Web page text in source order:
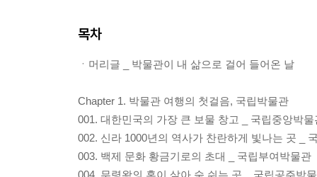
목차
ㆍ머리글 _ 박물관이 내 삶으로 걸어 들어온 날
Chapter 1. 박물관 여행의 첫걸음, 국립박물관
001. 대한민국의 가장 큰 보물 창고 _ 국립중앙박물
002. 신라 1000년의 역사가 찬란하게 빛나는 곳 _
003. 백제 문화 황금기로의 초대 _ 국립부여박물관